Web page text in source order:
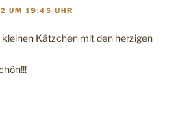
UM 19:45 UHR
kleinen Kätzchen mit den herzigen